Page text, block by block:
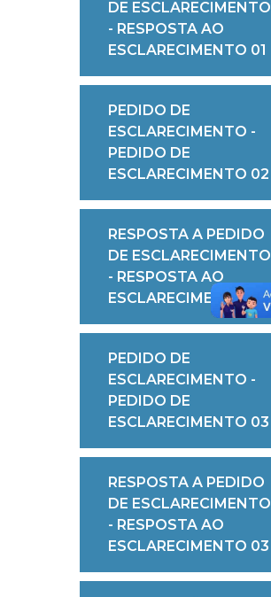
DE ESCLARECIMENTO
- RESPOSTA AO
ESCLARECIMENTO 01
PEDIDO DE
ESCLARECIMENTO -
PEDIDO DE
ESCLARECIMENTO 02
RESPOSTA A PEDIDO
DE ESCLARECIMENTO
- RESPOSTA AO
ESCLARECIMENTO 02
PEDIDO DE
ESCLARECIMENTO -
PEDIDO DE
ESCLARECIMENTO 03
RESPOSTA A PEDIDO
DE ESCLARECIMENTO
- RESPOSTA AO
ESCLARECIMENTO 03